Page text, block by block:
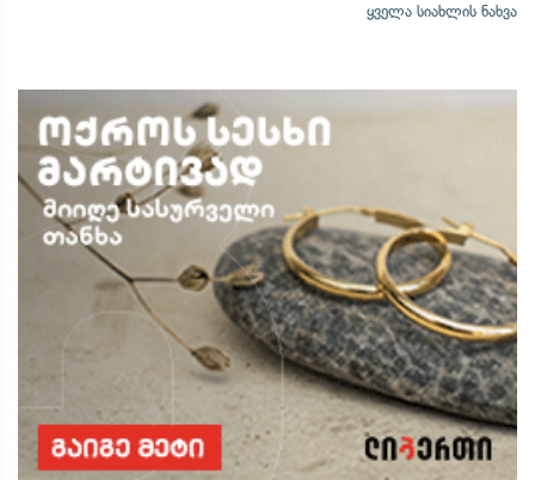
ყველა სიახლის ნახვა